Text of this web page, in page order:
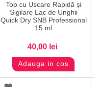
Top cu Uscare Rapidă și
Sigilare Lac de Unghii
Quick Dry SNB Professional
15 ml
40,00 lei
Adauga in cos